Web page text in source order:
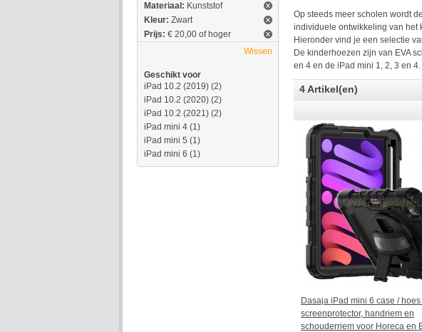
Op steeds meer scholen wordt
individuele ontwikkeling van het
Hieronder vind je een selectie
De kinderhoezen zijn van EVA
en 4 en de iPad mini 1, 2, 3 en
4 Artikel(en)
Dasaja iPad mini 6 case / hoes
screenprotector, handriem en
schouderriem voor Horeca en
Materiaal: Kunststof
Kleur: Zwart
Prijs: € 20,00 of hoger
Wissen
Geschikt voor
iPad 10.2 (2019) (2)
iPad 10.2 (2020) (2)
iPad 10.2 (2021) (2)
iPad mini 4 (1)
iPad mini 5 (1)
iPad mini 6 (1)